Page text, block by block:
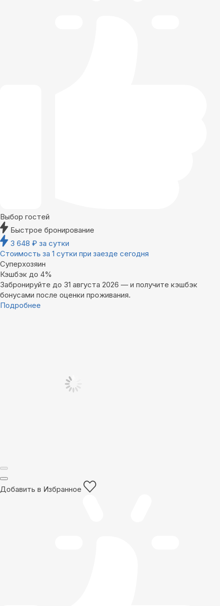
Выбор гостей
Быстрое бронирование
3 648 ₽ за сутки
Стоимость за 1 сутки при заезде сегодня
Суперхозяин
Кэшбэк до 4%
Забронируйте до 31 августа 2026 — и получите кэшбэк
бонусами после оценки проживания.
Подробнее
Добавить в Избранное